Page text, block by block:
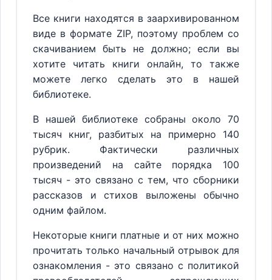
Все книги находятся в заархивированном
виде в формате ZIP, поэтому проблем со
скачиванием быть не должно; если вы
хотите читать книги онлайн, то также
можете легко сделать это в нашей
библиотеке.
В нашей библиотеке собраны около 70
тысяч книг, разбитых на примерно 140
рубрик. Фактически различных
произведений на сайте порядка 100
тысяч - это связано с тем, что сборники
рассказов и стихов выложены обычно
одним файлом.
Некоторые книги платные и от них можно
прочитать только начальный отрывок для
ознакомления - это связано с политикой